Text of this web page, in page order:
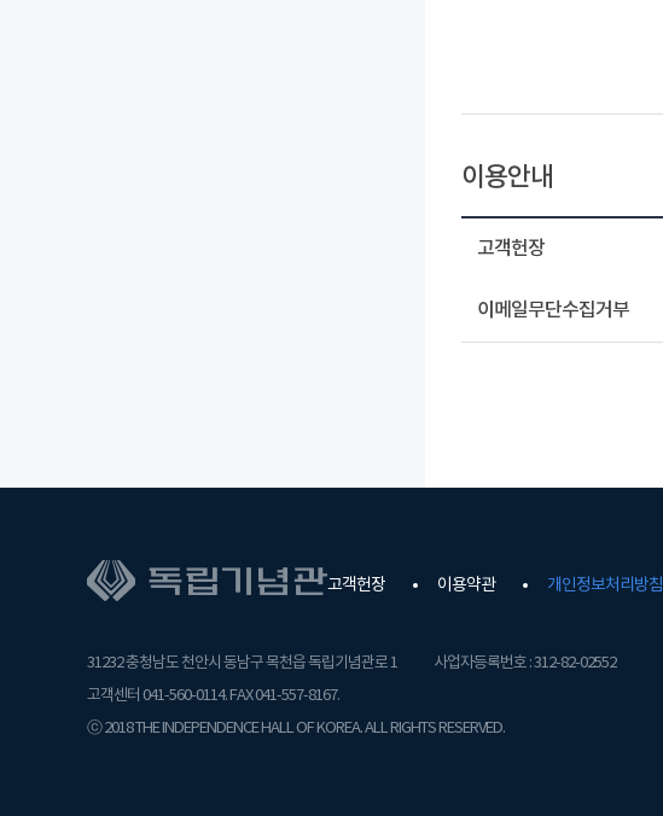
이용안내
고객헌장
이메일무단수집거부
고객헌장 이용약관 개인정보처리방침
31232 충청남도 천안시 동남구 목천읍 독립기념관로 1
사업자등록번호 : 312-82-02552
고객센터 041-560-0114. FAX 041-557-8167.
ⓒ 2018 THE INDEPENDENCE HALL OF KOREA. ALL RIGHTS RESERVED.